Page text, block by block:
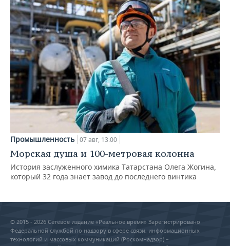
Промышленность 07 авг, 13:00
Морская душа и 100-метровая колонна
История заслуженного химика Татарстана Олега Жогина,
который 32 года знает завод до последнего винтика
© 2015 - 2026 Сетевое издание «Реальное время» Зарегистрировано
Федеральной службой по надзору в сфере связи, информационных
технологий и массовых коммуникаций (Роскомнадзор) –